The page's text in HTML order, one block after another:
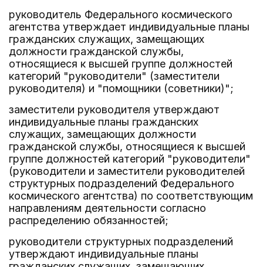
руководитель Федерального космического
агентства утверждает индивидуальные планы
гражданских служащих, замещающих
должности гражданской службы,
относящиеся к высшей группе должностей
категорий "руководители" (заместители
руководителя) и "помощники (советники)";
заместители руководителя утверждают
индивидуальные планы гражданских
служащих, замещающих должности
гражданской службы, относящиеся к высшей
группе должностей категорий "руководители"
(руководители и заместители руководителей
структурных подразделений Федерального
космического агентства) по соответствующим
направлениям деятельности согласно
распределению обязанностей;
руководители структурных подразделений
утверждают индивидуальные планы